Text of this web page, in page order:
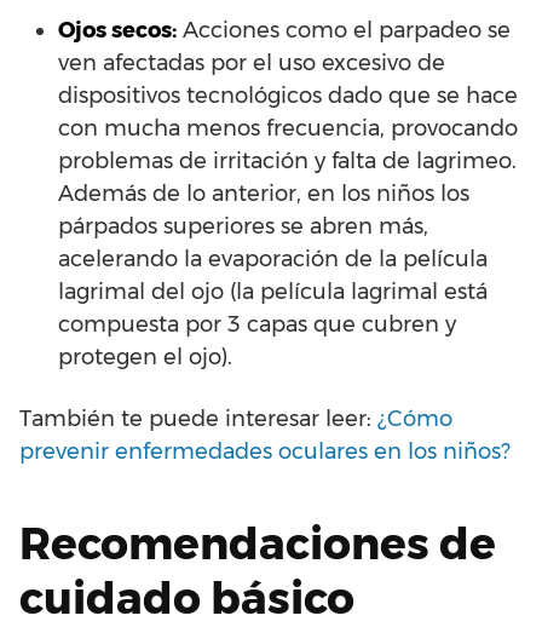
Ojos secos: Acciones como el parpadeo se
ven afectadas por el uso excesivo de
dispositivos tecnológicos dado que se hace
con mucha menos frecuencia, provocando
problemas de irritación y falta de lagrimeo.
Además de lo anterior, en los niños los
párpados superiores se abren más,
acelerando la evaporación de la película
lagrimal del ojo (la película lagrimal está
compuesta por 3 capas que cubren y
protegen el ojo).
También te puede interesar leer: ¿Cómo
prevenir enfermedades oculares en los niños?
Recomendaciones de
cuidado básico